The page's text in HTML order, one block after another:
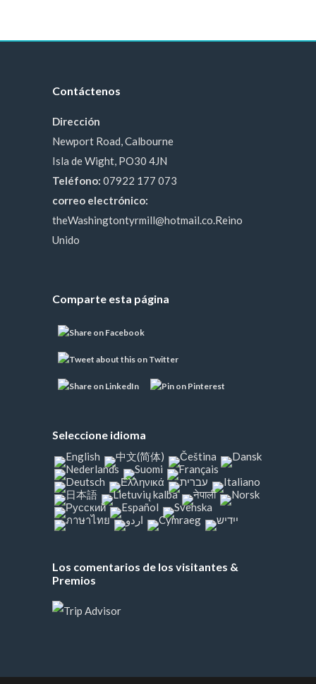
Contáctenos
Dirección
Newport Road, Calbourne
Isla de Wight, PO30 4JN
Teléfono: 07922 177 073
correo electrónico:
theWashingtontyrmill@hotmail.co.Reino
Unido
Comparte esta página
Seleccione idioma
Los comentarios de los visitantes &
Premios